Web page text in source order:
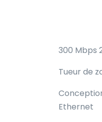
300 Mbps
Tueur de
Ethernet